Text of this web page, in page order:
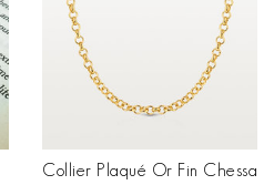
Collier Plaqué Or Fin Chessa